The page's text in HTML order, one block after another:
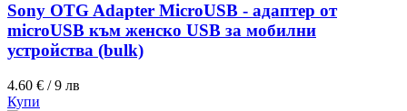
Sony OTG Adapter MicroUSB - адаптер от
microUSB към женско USB за мобилни
устройства (bulk)
4.60 € / 9 лв
Купи